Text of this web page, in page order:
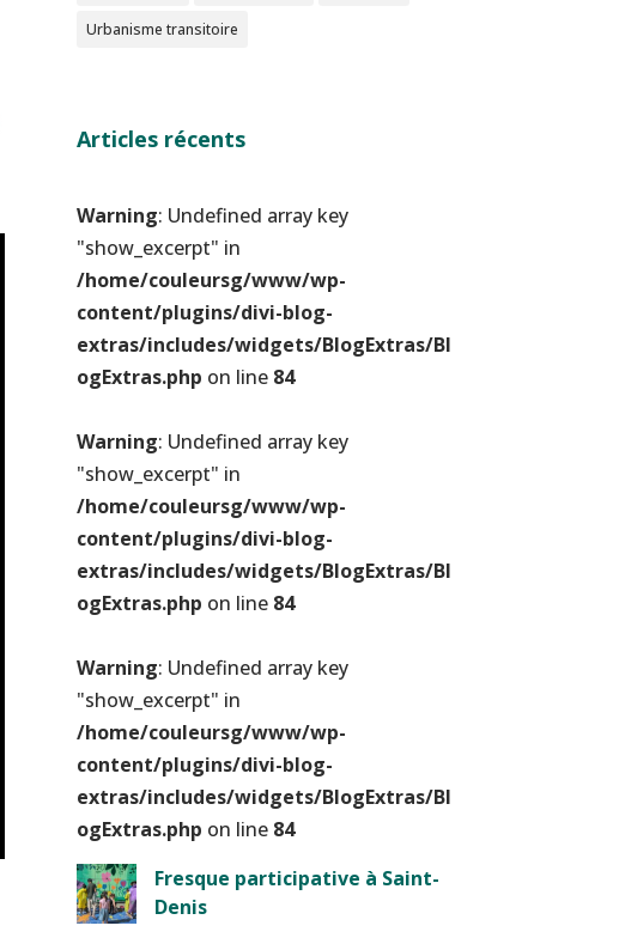
Urbanisme transitoire
Articles récents
Warning: Undefined array key
"show_excerpt" in
/home/couleursg/www/wp-
content/plugins/divi-blog-
extras/includes/widgets/BlogExtras/Bl
ogExtras.php on line 84
Warning: Undefined array key
"show_excerpt" in
/home/couleursg/www/wp-
content/plugins/divi-blog-
extras/includes/widgets/BlogExtras/Bl
ogExtras.php on line 84
Warning: Undefined array key
"show_excerpt" in
/home/couleursg/www/wp-
content/plugins/divi-blog-
extras/includes/widgets/BlogExtras/Bl
ogExtras.php on line 84
Fresque participative à Saint-
Denis